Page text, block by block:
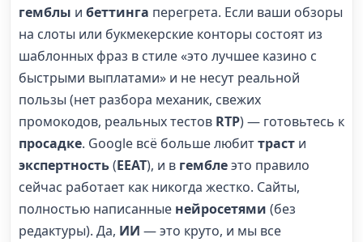
гемблы и беттинга перегрета. Если ваши обзоры
на слоты или букмекерские конторы состоят из
шаблонных фраз в стиле «это лучшее казино с
быстрыми выплатами» и не несут реальной
пользы (нет разбора механик, свежих
промокодов, реальных тестов RTP) — готовьтесь к
просадке. Google всё больше любиттраст и
экспертность(EEAT), и в гемблеэто правило
сейчас работает как никогда жестко. Сайты,
полностью написанные нейросетями (без
редактуры). Да, ИИ — это круто, и мы все